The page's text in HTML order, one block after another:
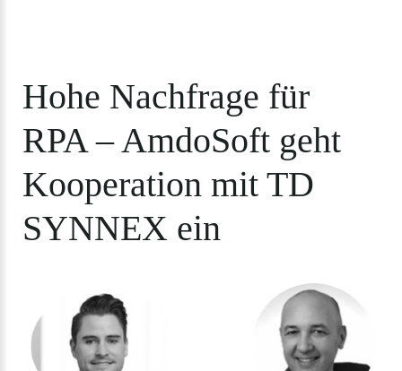
Hohe Nachfrage für
RPA –AmdoSoft geht
Kooperation mit TD
SYNNEX ein